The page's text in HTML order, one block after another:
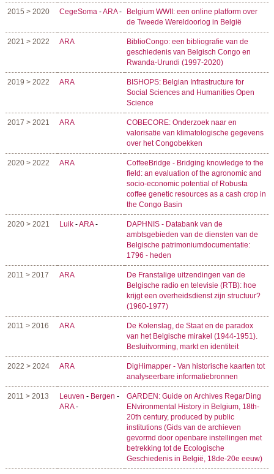
2015 > 2020 CegeSoma -ARA-
Belgium WWII: een online platform over
de Tweede Wereldoorlog in België
2021 > 2022 ARA
BiblioCongo: een bibliografie van de
geschiedenis van Belgisch Congo en
Rwanda-Urundi (1997-2020)
2019 > 2022 ARA
BISHOPS: Belgian Infrastructure for
Social Sciences and Humanities Open
Science
2017 > 2021 ARA
COBECORE: Onderzoek naar en
valorisatie van klimatologische gegevens
over het Congobekken
2020 > 2022 ARA
CoffeeBridge - Bridging knowledge to the
field: an evaluation of the agronomic and
socio-economic potential of Robusta
coffee genetic resources as a cash crop in
the Congo Basin
2020 > 2021 Luik -ARA-
DAPHNIS - Databank van de
ambtsgebieden van de diensten van de
Belgische patrimoniumdocumentatie:
1796 - heden
2011 > 2017 ARA
De Franstalige uitzendingen van de
Belgische radio en televisie (RTB): hoe
krijgt een overheidsdienst zijn structuur?
(1960-1977)
2011 > 2016 ARA
De Kolenslag, de Staat en de paradox
van het Belgische mirakel (1944-1951).
Besluitvorming, markt en identiteit
2022 > 2024 ARA
DigHimapper - Van historische kaarten tot
analyseerbare informatiebronnen
2011 > 2013 Leuven - Bergen -
ARA-
GARDEN: Guide on Archives RegarDing
ENvironmental History in Belgium, 18th-
20th century, produced by public
institutions (Gids van de archieven
gevormd door openbare instellingen met
betrekking tot de Ecologische
Geschiedenis in België, 18de-20e eeuw)